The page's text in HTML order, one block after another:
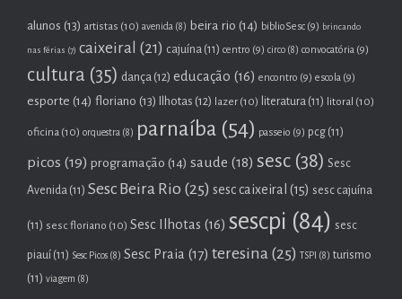
alunos (13) artistas (10) avenida (8) beira rio (14) biblioSesc (9) brincando
nas férias (7) caixeiral (21) cajuína (11) centro (9) circo (8) convocatória (9)
cultura (35) dança (12) educação (16) encontro (9) escola (9)
esporte (14) floriano (13) Ilhotas (12) lazer (10) literatura (11) litoral (10)
oficina (10) orquestra (8) parnaíba (54) passeio (9) pcg (11)
picos (19) programação (14) saude (18) sesc (38) Sesc
Avenida (11) Sesc Beira Rio (25) sesc caixeiral (15) sesc cajuína
(11) sesc floriano (10) Sesc Ilhotas (16) sescpi (84) sesc
piauí (11) Sesc Picos (8) Sesc Praia (17) teresina (25) TSPI (8) turismo
(11) viagem (8)